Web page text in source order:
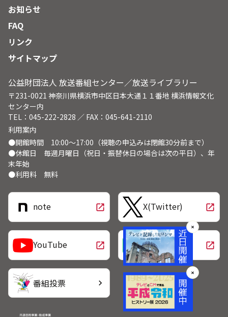
お知らせ
FAQ
リンク
サイトマップ
公益財団法人 放送番組センター／放送ライブラリー
〒231-0021 神奈川県横浜市中区日本大通１１番地 横浜情報文化
センター内
TEL：045-222-2828 ／ FAX：045-641-2110
利用案内
●開館時間 10:00～17:00（視聴の申込みは閉館30分前まで）
●休館日 毎週月曜日（祝日・振替休日の場合は次の平日）、年
末年始
●利用料 無料
note open_in_new X(Twitter) open_in_new
YouTube open_in_new LINE open_in_new
番組投票 chevron_right
✕
✕